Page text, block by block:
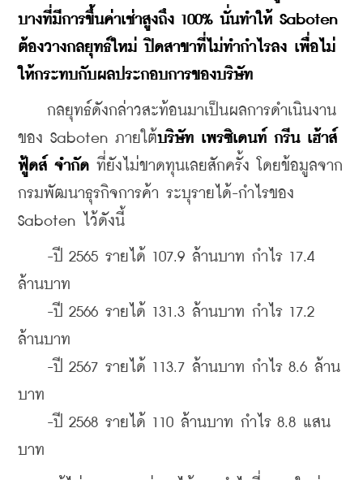
บางที่มีการขึ้นค่าเช่าสูงถึง 100% นั่นทำให้ Saboten
ต้องวางกลยุทธ์ใหม่ ปิดสาขาที่ไม่ทำกำไรลง เพื่อไม่
ให้กระทบกับผลประกอบการของบริษัท
กลยุทธ์ดังกล่าวสะท้อนมาเป็นผลการดำเนินงาน
ของ Saboten ภายใต้บริษัท เพรซิเดนท์ กรีน เฮ้าส์
ฟู้ดส์ จำกัด ที่ยังไม่ขาดทุนเลยสักครั้ง โดยข้อมูลจาก
กรมพัฒนาธุรกิจการค้า ระบุรายได้-กำไรของ
Saboten ไว้ดังนี้
-ปี 2565 รายได้ 107.9 ล้านบาท กำไร 17.4
ล้านบาท
-ปี 2566 รายได้ 131.3 ล้านบาท กำไร 17.2
ล้านบาท
-ปี 2567 รายได้ 113.7 ล้านบาท กำไร 8.6 ล้าน
บาท
-ปี 2568 รายได้ 110 ล้านบาท กำไร 8.8 แสน
บาท